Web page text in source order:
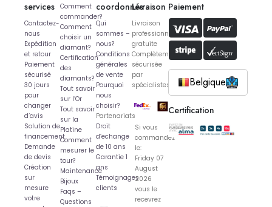
services
Contactez-
nous
Expédition
et retour
Paiement
sécurisé
30 jours
pour
changer
d’avis
Solution de
financement
Demande
de devis
Création
sur
mesure
votre
Comment
commander?
Comment
choisir un
diamant?
Certification
des
diamants?
Tout savoir
sur l’Or
Tout savoir
sur la
Platine
Comment
mesurer le
tour?
Maintenance
Bijoux
Faqs –
Questions
coordonnés
Qui
sommes –
nous?
Conditions
générales
de vente
Pourquoi
nous
choisir?
Partenariats
Droit
d’echange
de 10 ans
Garantie 1
ans
Témoignages
clients
Livraison
Livraison
professionnelle
gratuite
Complètement
sécurisée
par
spécialistes
Si vous
commandez
le:
Friday 07
August
2026
vous le
recevrez
Paiement
Belgique
Certification